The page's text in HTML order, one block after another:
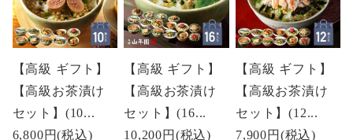
【高級 ギフト】
【高級お茶漬け
セット】(10...
6,800円(税込)
【高級 ギフト】
【高級お茶漬け
セット】(16...
10,200円 (税込)
【高級 ギフト】
【高級お茶漬け
セット】(12...
7,900円 (税込)